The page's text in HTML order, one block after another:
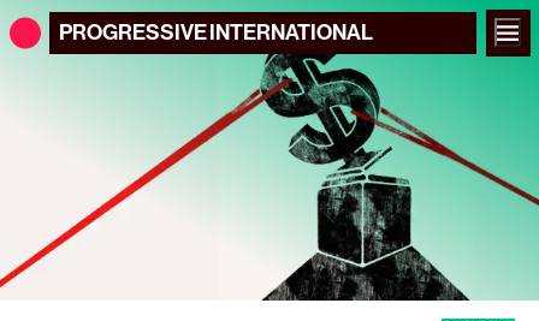
PROGRESSIVEINTERNATIONAL